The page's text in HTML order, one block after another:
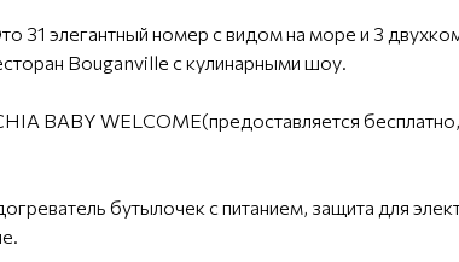
31 элегантный номер с видом на море и 3
Bouganville с кулинарными шоу.
BABY WELCOME(предоставляется
бутылочек с питанием, защита для